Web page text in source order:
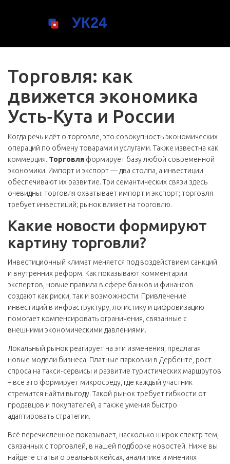
Торговля: как
движется экономика
Усть‑Кута и России
Когда речь идёт о торговле это совокупность экономических
операций по обмену товарами и услугами. Также известна как
коммерция. Торговля формирует базу любой современной
экономики. Импорт и экспорт— два столпа, а инвестиции
обеспечивают их развитие. Три семантических связи здесь
очевидны: торговля охватывает импорт и экспорт; торговля
требует инвестиций; рынок влияет на торговлю.
Какие новости формируют
картину торговли?
Инвестиционный климат меняется под воздействием санкций
и внутренних реформ. Как показывают комментарии
экспертов, новые правила в сфере банков и финансов
создают как риски, так и возможности. Привлечение
инвестиций в инфраструктуру, логистику и цифровизацию
помогает компенсировать ограничения, связанные с
внешними экономическими давлениями.
Локальный рынок реагирует на эти изменения, предлагая
новые модели бизнеса. Платные парковки в Дербенте, рост
спроса на такси‑сервисы и развитие туристических маршрутов
– всё это формирует микросреду, где каждый участник
стремится найти выгоду. Такой рынок требует гибкости от
продавцов и покупателей, а также умения быстро
адаптировать стратегии.
Всё перечисленное показывает, насколько широк спектр тем,
связанных с торговлей, в нашей подборке новостей. Ниже вы
найдёте статьи о реальных кейсах, аналитике и мнениях